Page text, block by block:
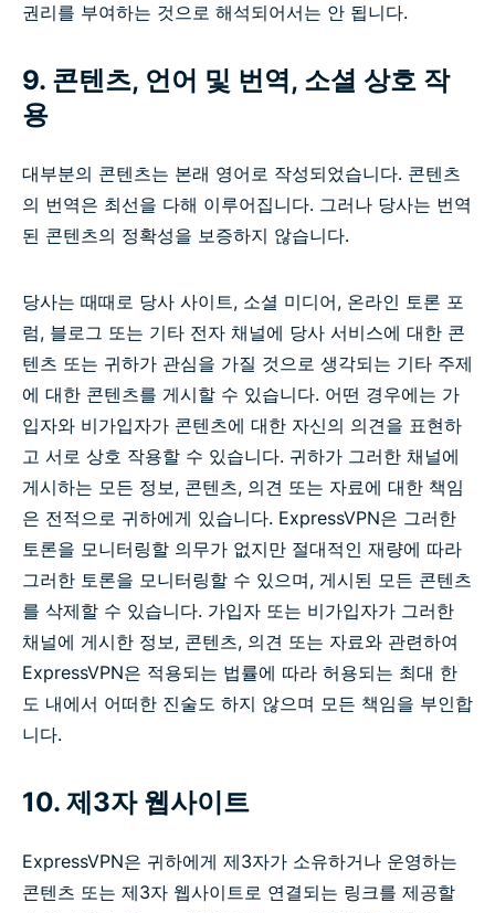
권리를 부여하는 것으로 해석되어서는 안 됩니다.
9. 콘텐츠, 언어 및 번역, 소셜 상호 작
용
대부분의 콘텐츠는 본래 영어로 작성되었습니다. 콘텐츠
의 번역은 최선을 다해 이루어집니다. 그러나 당사는 번역
된 콘텐츠의 정확성을 보증하지 않습니다.
당사는 때때로 당사 사이트, 소셜 미디어, 온라인 토론 포
럼, 블로그 또는 기타 전자 채널에 당사 서비스에 대한 콘
텐츠 또는 귀하가 관심을 가질 것으로 생각되는 기타 주제
에 대한 콘텐츠를 게시할 수 있습니다. 어떤 경우에는 가
입자와 비가입자가 콘텐츠에 대한 자신의 의견을 표현하
고 서로 상호 작용할 수 있습니다. 귀하가 그러한 채널에
게시하는 모든 정보, 콘텐츠, 의견 또는 자료에 대한 책임
은 전적으로 귀하에게 있습니다. ExpressVPN은 그러한
토론을 모니터링할 의무가 없지만 절대적인 재량에 따라
그러한 토론을 모니터링할 수 있으며, 게시된 모든 콘텐츠
를 삭제할 수 있습니다. 가입자 또는 비가입자가 그러한
채널에 게시한 정보, 콘텐츠, 의견 또는 자료와 관련하여
ExpressVPN은 적용되는 법률에 따라 허용되는 최대 한
도 내에서 어떠한 진술도 하지 않으며 모든 책임을 부인합
니다.
10. 제3자 웹사이트
ExpressVPN은 귀하에게 제3자가 소유하거나 운영하는
콘텐츠 또는 제3자 웹사이트로 연결되는 링크를 제공할